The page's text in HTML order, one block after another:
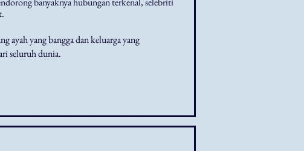
ayah yang bangga dan keluarga yang
seluruh dunia.